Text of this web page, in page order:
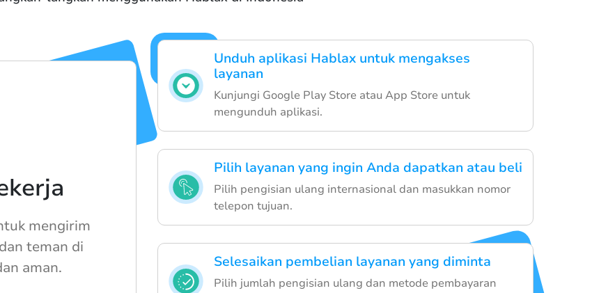
Unduh aplikasi Hablax untuk mengakses
layanan
Kunjungi Google Play Store atau App Store untuk
mengunduh aplikasi.
Pilih layanan yang ingin Anda dapatkan atau beli
Pilih pengisian ulang internasional dan masukkan nomor
telepon tujuan.
Selesaikan pembelian layanan yang diminta
Pilih jumlah pengisian ulang dan metode pembayaran
mengirim
teman di
aman.